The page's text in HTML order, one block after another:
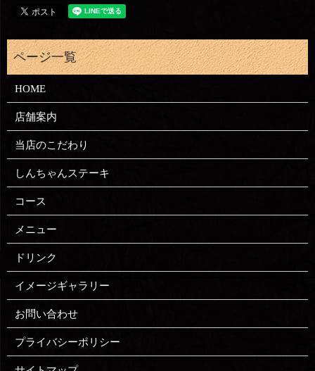
HOME
店舗案内
当店のこだわり
しんちゃんステーキ
コース
メニュー
ドリンク
イメージギャラリー
お問い合わせ
プライバシーポリシー